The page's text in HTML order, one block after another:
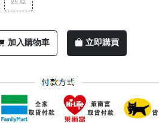
加入購物車 立即購買